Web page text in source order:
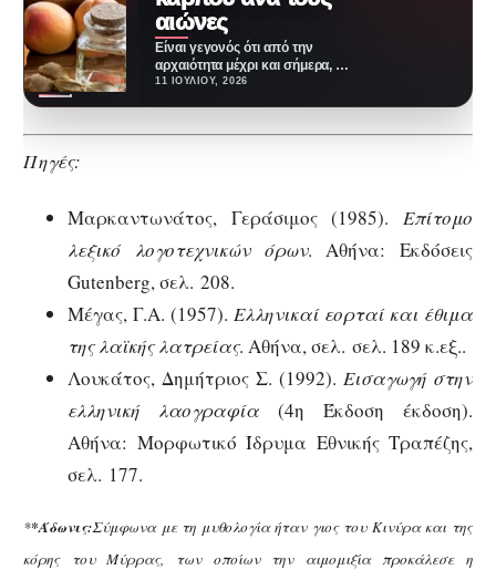
αιώνες
Είναι γεγονός ότι από την
αρχαιότητα μέχρι και σήμερα, η
απεικόνιση των καρπών στην
11 ΙΟΥΛΊΟΥ, 2026
Πηγές:
Μαρκαντωνάτος, Γεράσιμος (1985). Επίτομο
λεξικό λογοτεχνικών όρων. Αθήνα: Εκδόσεις
Gutenberg, σελ. 208.
Μέγας, Γ.Α. (1957). Ελληνικαί εορταί και έθιμα
της λαϊκής λατρείας. Αθήνα, σελ. σελ. 189 κ.εξ..
Λουκάτος, Δημήτριος Σ. (1992). Εισαγωγή στην
ελληνική λαογραφία (4η Έκδοση έκδοση).
Αθήνα: Μορφωτικό Ίδρυμα Εθνικής Τραπέζης,
σελ. 177.
**Άδωνις:Σύμφωνα με τη μυθολογία ήταν γιος του Κινύρα και της
κόρης του Μύρρας, των οποίων την αιμομιξία προκάλεσε η